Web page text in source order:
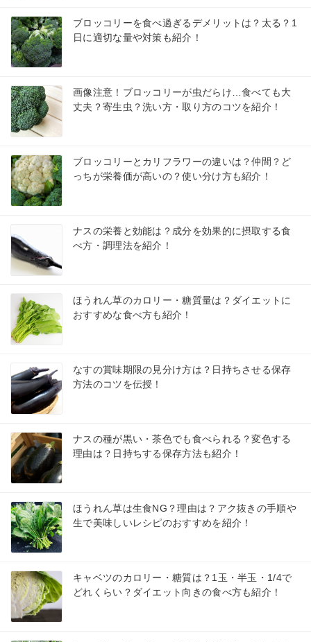
ブロッコリーを食べ過ぎるデメリットは？太る？1
日に適切な量や対策も紹介！
画像注意！ブロッコリーが虫だらけ…食べても大
丈夫？寄生虫？洗い方・取り方のコツを紹介！
ブロッコリーとカリフラワーの違いは？仲間？ど
っちが栄養価が高いの？使い分け方も紹介！
ナスの栄養と効能は？成分を効果的に摂取する食
べ方・調理法を紹介！
ほうれん草のカロリー・糖質量は？ダイエットに
おすすめな食べ方も紹介！
なすの賞味期限の見分け方は？日持ちさせる保存
方法のコツを伝授！
ナスの種が黒い・茶色でも食べられる？変色する
理由は？日持ちする保存方法も紹介！
ほうれん草は生食NG？理由は？アク抜きの手順や
生で美味しいレシピのおすすめを紹介！
キャベツのカロリー・糖質は？1玉・半玉・1/4で
どれくらい？ダイエット向きの食べ方も紹介！